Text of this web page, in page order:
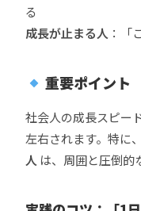
る
成長が止まる人 ：「
重要ポイント
社会人の成長スピード
左右されます。特に、
人 は、周囲と圧倒的